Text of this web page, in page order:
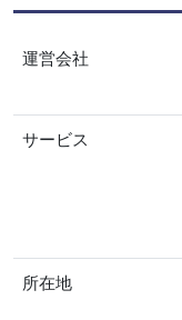
運営会社
サービス
所在地